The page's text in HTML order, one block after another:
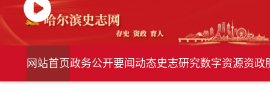
网站首页政务公开要闻动态史志研究数字资源资政